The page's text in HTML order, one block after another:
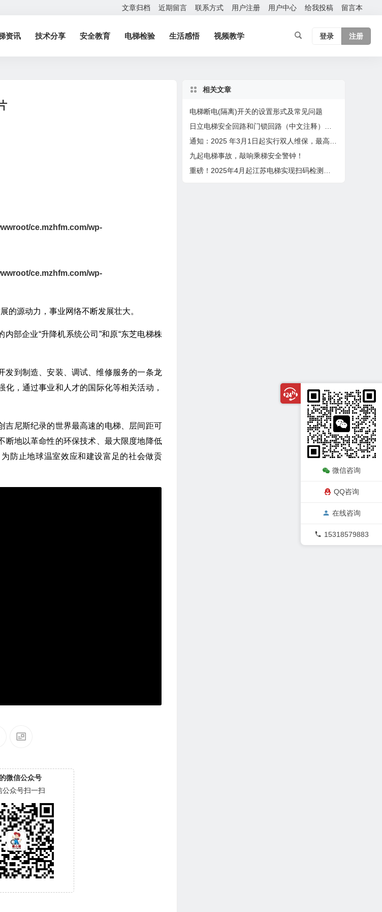
文章归档 近期留言 联系方式 用户注册 用户中心 给我投稿 留言本
资讯 技术分享 安全教育 电梯检验 生活感悟 视频教学 登录 注册
ce.mzhfm.com/wp-
ce.mzhfm.com/wp-
的源动力，事业网络不断发展壮大。
部企业“升降机系统公司”和原“东芝电梯株
发到制造、安装、调试、维修服务的一条龙
，通过事业和人才的国际化等相关活动，
吉尼斯纪录的世界最高速的电梯、层间距可
断地以革命性的环保技术、最大限度地降低
防止地球温室效应和建设富足的社会做贡
微信公众号
公众号扫一扫
相关文章
电梯断电(隔离)开关的设置形式及常见问题
九起电梯事故，敲响乘梯安全警钟！
微信咨询
QQ咨询
在线咨询
15318579883